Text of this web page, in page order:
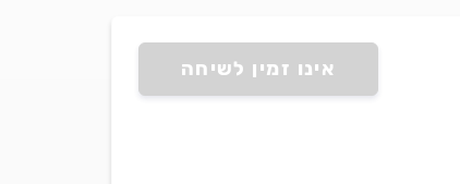
אינו זמין לשיחה